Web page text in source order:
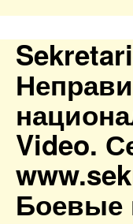
Video.
Боевые